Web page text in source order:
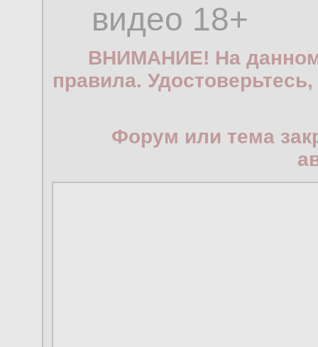
видео 18+
ВНИМАНИЕ! На данном
правила.
Форум или тема